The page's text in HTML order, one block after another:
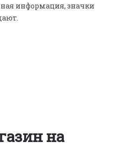
информация, значки
на